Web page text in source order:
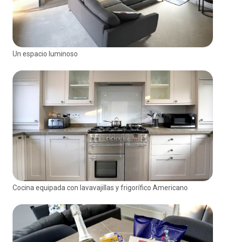
Un espacio luminoso
Cocina equipada con lavavajillas y frigorífico Americano